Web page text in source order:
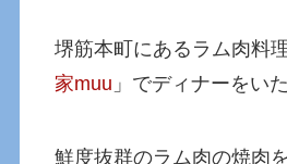
堺筋本町にあるラム肉料
家muu 」でディナーをい
鮮度抜群のラム肉の焼肉